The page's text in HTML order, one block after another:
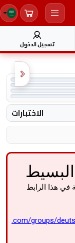
تسجيل الدخول
الاختبارات